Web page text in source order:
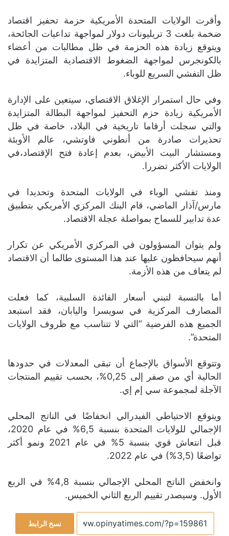
وأقرت الولايات المتحدة الأمريكية حزمة تحفيز اقتصاد
ضخمة بلغت 3 تريليونات دولار لمواجهة تداعيات الجائحة،
ويتوقع زيادة هذه الحزمة في ظل مطالبات من أعضاء
بالكونجرس لمواجهة الضغوط الاقتصادية المتزايدة في
ظل التفشي السريع للوباء.
وفي حال استمرار الإغلاق الاقتصاي، سيتعين على الإدارة
الأمريكية زيادة حزم التحفيز لمواجهة البطالة المتزايدة
والتي سجلت أرقاما تاريخية في البلاد، خاصة في ظل
تحذيرات صادرة من أنطوني فاوتشي، عالم الأوبئة
ومستشار البيت الأبيض، بعدم إعادة فتح الإقتصاد،في
الولايات الأكثر تضررا.
ومنذ تفشي الوباء في الولايات المتحدة وتحديدا في
مارس/آذار الماضي، قام البنك المركزي الأمريكي بتطبيق
عدة تدابير للسماح بمواصلة عجلة الاقتصاد.
ولم يتوان المسؤولون في المركزي الأمريكي عن تكرار
أنهم سيحافظون عليها عند هذا المستوى طالما أن الاقتصاد
لم يتعاف من هذه الأزمة.
أما بالنسبة لتبني أسعار الفائدة السلبية، كما فعلت
المصارف المركزية في سويسرا واليابان، فقد استبعد
الجميع هذه الفرضية “التي لا تتناسب مع ظروف الولايات
المتحدة”.
وتتوقع الأسواق بالإجماع أن تبقى المعدلات في حدودها
الحالية أي من صفر إلى 0,25%، بحسب تقييم المنتجات
الآجلة لمجموعة سي إم إي.
ويتوقع الاحتياطي الفيدرالي انخفاضًا في الناتج المحلي
الإجمالي للولايات المتحدة بنسبة 6,5% في عام 2020،
قبل انتعاش قوي بنسبة 5% في عام 2021 ونمو أكثر
تواضعًا (3,5%) في عام 2022.
وانخفض الناتج المحلي الإجمالي بنسبة 4,8% في الربع
الأول. وسيصدر تقييم الربع الثاني الخميس.
نسخ الرابط